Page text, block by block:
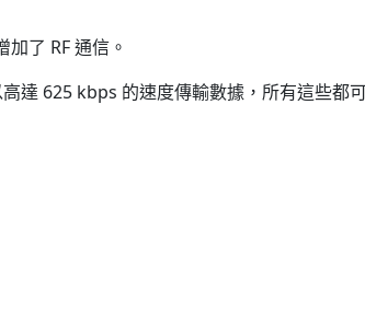
了 RF 通信。
達 625 kbps 的速度傳輸數據，所有這些都